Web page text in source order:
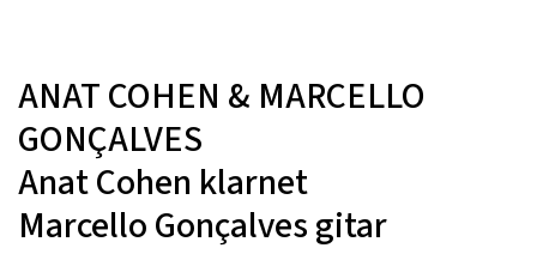
ANAT COHEN & MARCELLO
GONÇALVES
Anat Cohen klarnet
Marcello Gonçalvesgitar